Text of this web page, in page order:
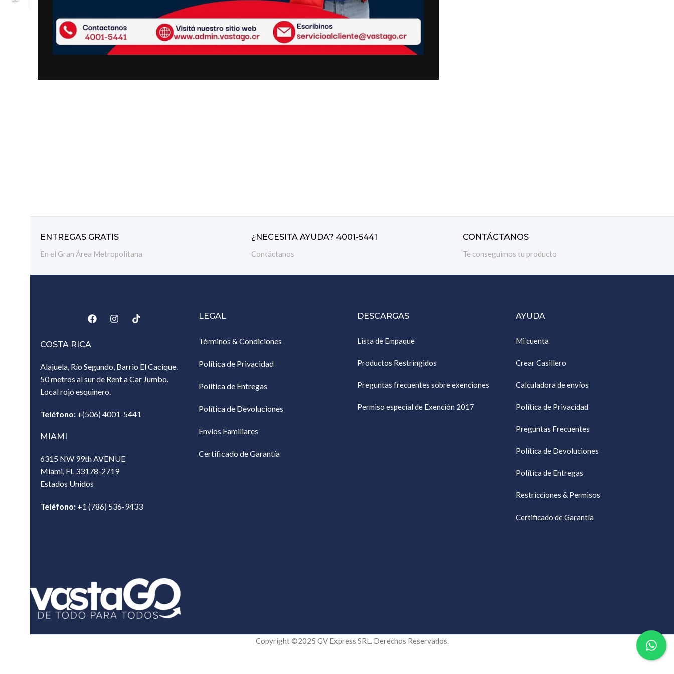
ENTREGAS GRATIS
En el Gran Área Metropolitana
¿NECESITA AYUDA? 4001-5441
Contáctanos
CONTÁCTANOS
Te conseguimos tu producto
COSTA RICA
Alajuela, Río Segundo, Barrio El Cacique.
50 metros al sur de Rent a Car Jumbo.
Local rojo esquinero.
Teléfono: +(506) 4001-5441
MIAMI
6315 NW 99th AVENUE
Miami, FL 33178-2719
Estados Unidos‎
Teléfono: +1 (786) 536-9433‎
LEGAL
Términos & Condiciones
Política de Privacidad
Política de Entregas
Política de Devoluciones
Envíos Familiares
Certificado de Garantía
DESCARGAS
Lista de Empaque
Productos Restringidos
Preguntas frecuentes sobre exenciones
Permiso especial de Exención 2017
AYUDA
Mi cuenta
Crear Casillero
Calculadora de envíos
Política de Privacidad
Preguntas Frecuentes
Política de Devoluciones
Política de Entregas
Restricciones & Permisos
Certificado de Garantía
Copyright ©2025 GV Express SRL. Derechos Reservados.